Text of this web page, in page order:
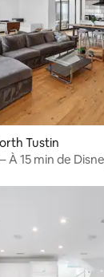
Tustin
À 15 min de